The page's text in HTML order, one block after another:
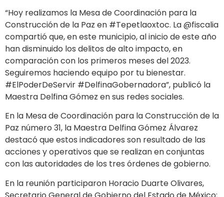
“Hoy realizamos la Mesa de Coordinación para la
Construcción de la Paz en #Tepetlaoxtoc. La @fiscalia
compartió que, en este municipio, al inicio de este año
han disminuido los delitos de alto impacto, en
comparación con los primeros meses del 2023.
Seguiremos haciendo equipo por tu bienestar.
#ElPoderDeServir #DelfinaGobernadora”, publicó la
Maestra Delfina Gómez en sus redes sociales.
En la Mesa de Coordinación para la Construcción de la
Paz número 31, la Maestra Delfina Gómez Álvarez
destacó que estos indicadores son resultado de las
acciones y operativos que se realizan en conjuntas
con las autoridades de los tres órdenes de gobierno.
En la reunión participaron Horacio Duarte Olivares,